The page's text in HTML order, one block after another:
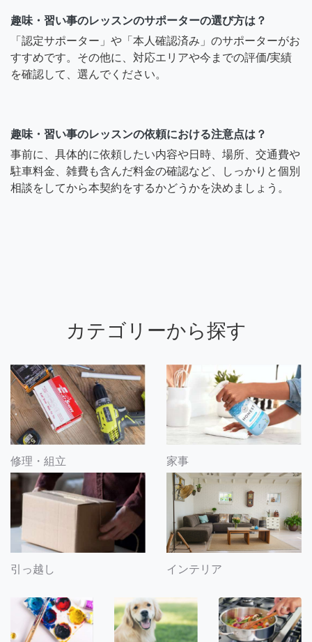
趣味・習い事のレッスンのサポーターの選び方は？
「認定サポーター」や「本人確認済み」のサポーターがお
すすめです。その他に、対応エリアや今までの評価/実績
を確認して、選んでください。
趣味・習い事のレッスンの依頼における注意点は？
事前に、具体的に依頼したい内容や日時、場所、交通費や
駐車料金、雑費も含んだ料金の確認など、しっかりと個別
相談をしてから本契約をするかどうかを決めましょう。
カテゴリーから探す
修理・組立 家事
引っ越し インテリア